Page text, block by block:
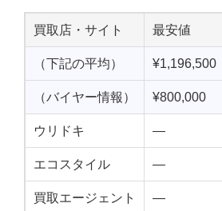
買取店・サイト 最安値
（下記の平均） ¥1,196,500
（バイヤー情報） ¥800,000
ウリドキ —
エコスタイル —
買取エージェント —